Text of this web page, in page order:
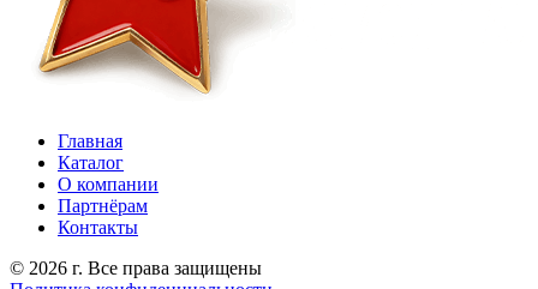
Главная
Каталог
О компании
Партнёрам
Контакты
© 2026 г. Все права защищены